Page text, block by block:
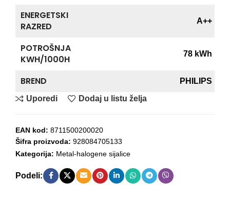
ENERGETSKI
RAZRED
A++
POTROŠNJA
KWH/1000H
78 kWh
BREND
PHILIPS
Uporedi
Dodaj u listu želja
EAN kod: 8711500200020
Šifra proizvoda: 928084705133
Kategorija: Metal-halogene sijalice
Podeli: